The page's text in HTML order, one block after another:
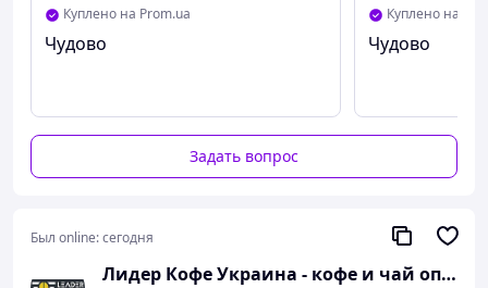
Куплено на Prom.ua
Чудово
Куплено на
Чудово
Задать вопрос
Был online:сегодня
Лидер Кофе Украина - кофе и чай оптом